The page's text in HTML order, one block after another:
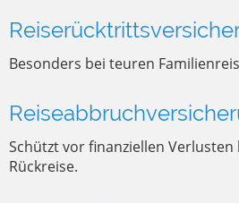
Besonders bei teuren
Schützt vor finanziellen
Rückreise.